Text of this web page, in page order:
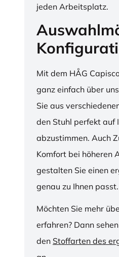
jeden Arbeitsplatz.
Mit dem HÅG
ganz einfach über
Sie aus
den Stuhl perfekt auf
abzustimmen. Auch
Komfort bei höheren
gestalten Sie einen
genau zu Ihnen passt.
Möchten Sie mehr
erfahren? Dann
den Stoffarten des